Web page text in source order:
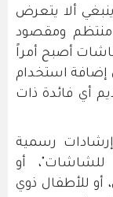
ألا يتعرض
منتظم ومقصود
أصبح أمراً
إضافة استخدام
أي فائدة ذات
إرشادات رسمية
أو
أو للأطفال ذوي